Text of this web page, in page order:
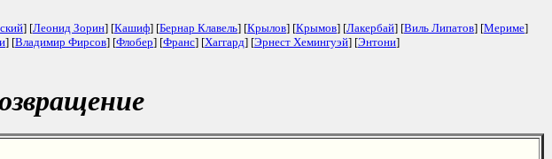
] [Леонид Зорин] [Кашиф] [Бернар Клавель] [Крылов] [Крымов] [Лакербай] [Виль Липатов] [Мериме]
] [Владимир Фирсов] [Флобер] [Франс] [Хаггард] [Эрнест Хемингуэй] [Энтони]